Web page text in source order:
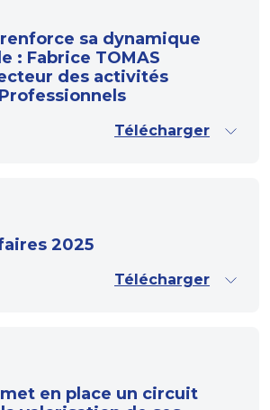
renforce sa dynamique
: Fabrice TOMAS
des activités
Télécharger
2025
Télécharger
met en place un circuit